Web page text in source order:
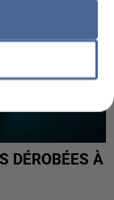
DÉROBÉES À